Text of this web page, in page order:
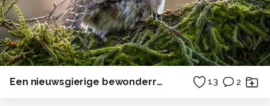
Een nieuwsgierige bewonderraarster 13 2